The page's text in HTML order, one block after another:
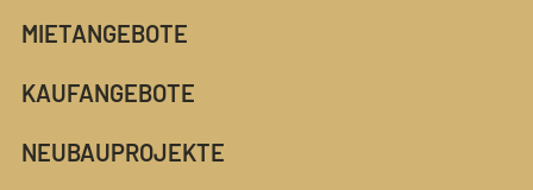
MIETANGEBOTE
KAUFANGEBOTE
NEUBAUPROJEKTE